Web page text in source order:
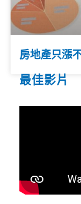
房地產只漲
最佳影片